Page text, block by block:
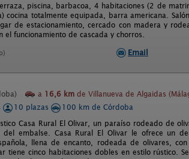
piscina, barbacoa, 4 habitaciones (2 de
cocina totalmente equipada, barra americana.
de estacionamiento, cercado con madera y
el funcionamiento de cascada y chorros.
Email
a 16,6 km de Villanueva de Algaidas
10 plazas
100 km de Córdoba
Casa Rural El Olivar, un paraíso rodeado de
embalse. Casa Rural El Olivar le ofrece un
llena de encanto, rodeada de olivares,
tiene cinco habitaciones dobles en estilo rústico.